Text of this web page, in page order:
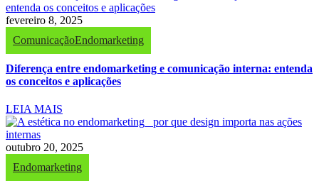
fevereiro 8, 2025
ComunicaçãoEndomarketing
Diferença entre endomarketing e comunicação interna: entenda
os conceitos e aplicações
LEIA MAIS
outubro 20, 2025
Endomarketing